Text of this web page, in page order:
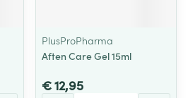
PlusProPharma
Aften Care Gel 15ml
€ 12,95